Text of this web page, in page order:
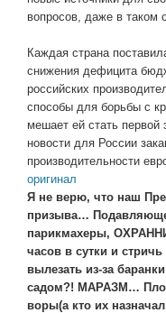
вопросов, даже в таком
Каждая страна
снижения дефицита
российских
способы для борьбы с
мешает ей стать первой
новости для России
производительности
оригинал
Я не верю, что наш
призыва…
парикмахеры,
часов в сутки и
вылезать из-за
садом?! МАРАЗМ…
воры(а кто их